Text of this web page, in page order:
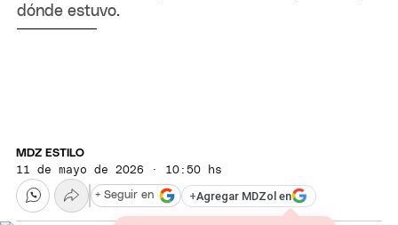
dónde estuvo.
MDZ ESTILO
11 de mayo de 2026 · 10:50 hs
+Agregar MDZol en
+ Seguir en